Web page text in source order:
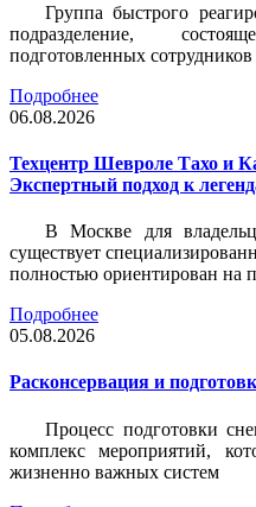
Группа быстрого
подразделение,
подготовленных сотрудников
Подробнее
06.08.2026
Техцентр Шевроле Тахо и
Экспертный подход к
В Москве для
существует
полностью ориентирован на
Подробнее
05.08.2026
Расконсервация и
Процесс подготовки
комплекс мероприятий,
жизненно важных систем